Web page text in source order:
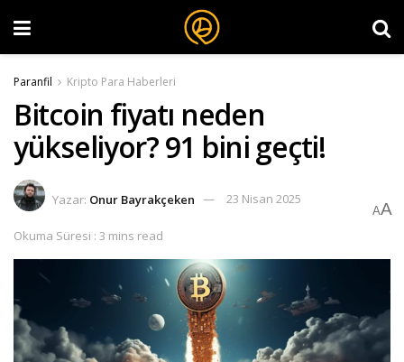
Paranfil Kripto Para Haberleri
Bitcoin fiyatı neden
yükseliyor? 91 bini geçti!
Yazar: Onur Bayrakçeken 23 Nisan 2025
Okuma Süresi : 3 mins read
AA